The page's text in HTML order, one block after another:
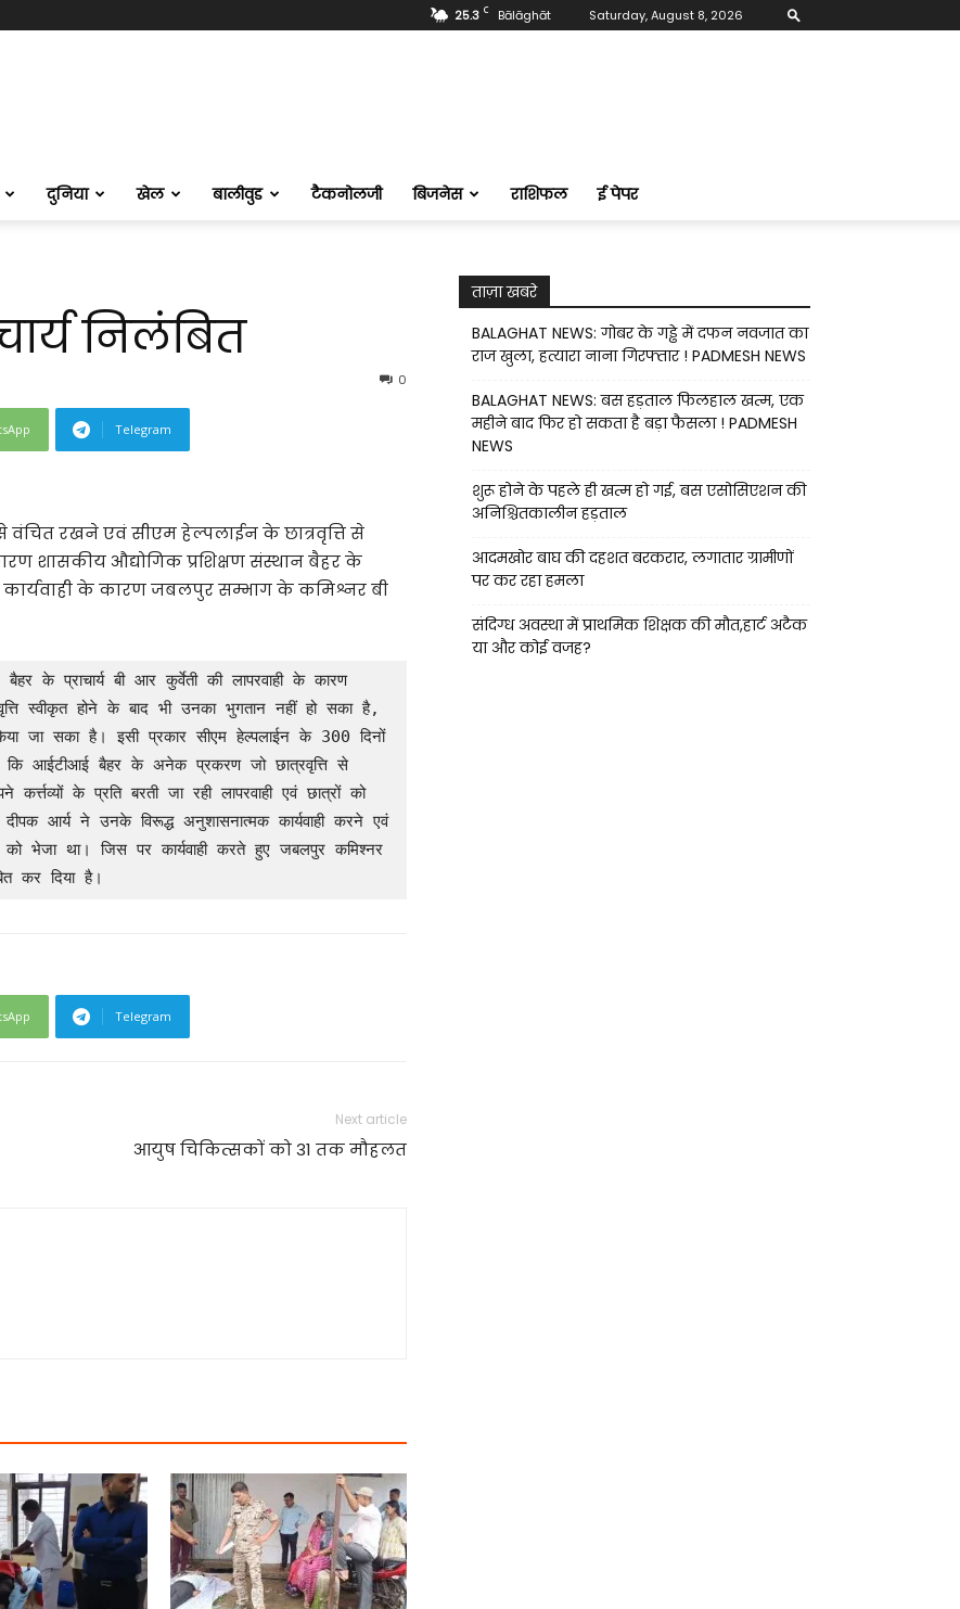
25.3 C Bālāghāt Saturday, August 8, 2026
दुनिया खेल बालीवुड टैकनोलजी बिजनेस राशिफल ई पेपर
निलंबित
0
Telegram
से वंचित रखने एवं सीएम हेल्पलाईन के छात्रवृत्ति से
शासकीय औद्योगिक प्रशिक्षण संस्थान बैहर के
कार्यवाही के कारण जबलपुर सम्भाग के कमिश्नर बी
के प्राचार्य बी आर कुर्वेती की लापरवाही के कारण
स्वीकृत होने के बाद भी उनका भुगतान नहीं हो सका है,
जा सका है। इसी प्रकार सीएम हेल्पलाईन के 300 दिनों
कि आईटीआई बैहर के अनेक प्रकरण जो छात्रवृत्ति से
के प्रति बरती जा रही लापरवाही एवं छात्रों को
आर्य ने उनके विरूद्ध अनुशासनात्मक कार्यवाही करने एवं
भेजा था। जिस पर कार्यवाही करते हुए जबलपुर कमिश्नर
कर दिया है।
Telegram
Next article
आयुष चिकित्सकों को 31 तक मौहलत
ताज़ा खबरे
BALAGHAT NEWS: गोबर के गड्ढे में दफन नवजात का
राज खुला, हत्यारा नाना गिरफ्तार ! PADMESH NEWS
BALAGHAT NEWS: बस हड़ताल फिलहाल खत्म, एक
महीने बाद फिर हो सकता है बड़ा फैसला ! PADMESH
NEWS
शुरू होने के पहले ही खत्म हो गई, बस एसोसिएशन की
अनिश्चितकालीन हड़ताल
आदमखोर बाघ की दहशत बरकरार, लगातार ग्रामीणों
पर कर रहा हमला
संदिग्ध अवस्था में प्राथमिक शिक्षक की मौत,हार्ट अटैक
या और कोई वजह?